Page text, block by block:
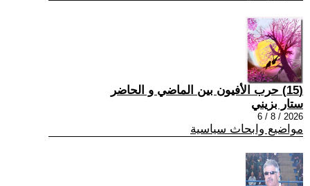
(15) حرب الأفيون بين الماضي و الحاضر
ستار بزيني
2026 / 8 / 6
مواضيع وابحاث سياسية